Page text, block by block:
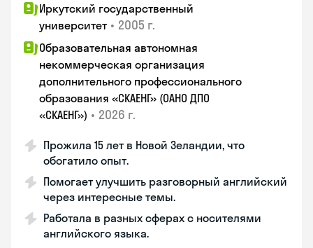
Иркутский государственный
университет • 2005 г.
Образовательная автономная
некоммерческая организация
дополнительного профессионального
образования «СКАЕНГ» (ОАНО ДПО
«СКАЕНГ») • 2026 г.
Прожила 15 лет в Новой Зеландии, что
обогатило опыт.
Помогает улучшить разговорный английский
через интересные темы.
Работала в разных сферах с носителями
английского языка.